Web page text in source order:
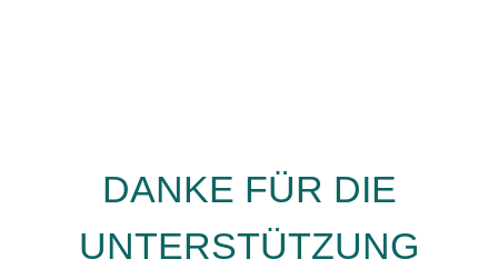
DANKE FÜR DIE
UNTERSTÜTZUNG